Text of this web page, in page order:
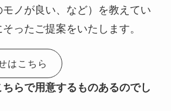
ノが良い、など）を教えてい
ったご提案をいたします。
はこちら
らで用意するものあるのでし